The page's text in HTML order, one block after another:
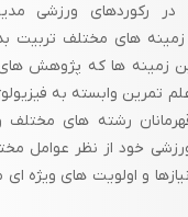
در رکوردهای ورزشی
های مختلف تربیت
زمینه ها که پژوهش
تمرین وابسته به
رشته های
خود از نظر عوامل
و اولویت های ویژه